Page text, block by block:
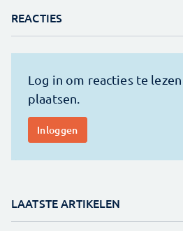
REACTIES
LAATSTE ARTIKELEN